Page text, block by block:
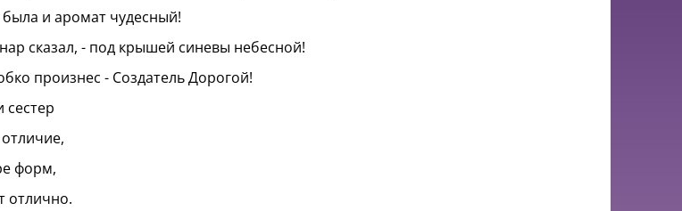
и аромат чудесный!
сказал, - под крышей синевы небесной!
произнес - Создатель Дорогой!
сестер
форм,
отлично.